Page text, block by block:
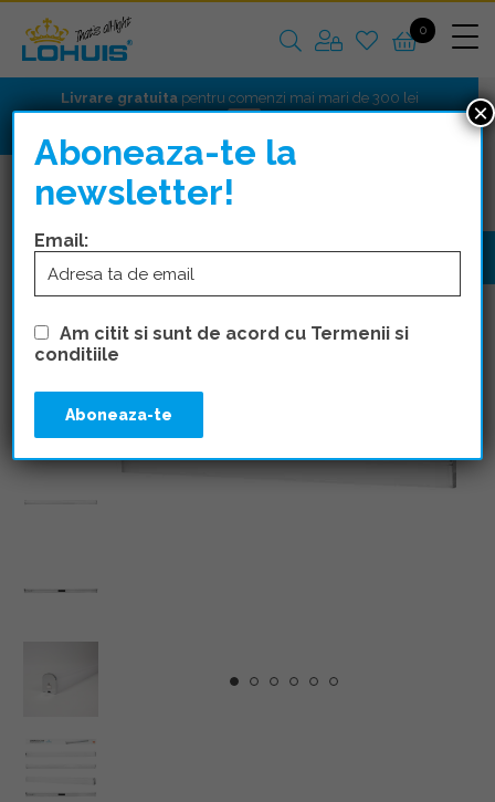
0
Livrare gratuitapentru comenzi mai mari de 300 lei
CORPURI DE ILUMINAT
ILUMINAT GENERAL
Aboneaza-te la
newsletter!
Email:
Am citit si sunt de acord cu Termenii si
conditiile
×